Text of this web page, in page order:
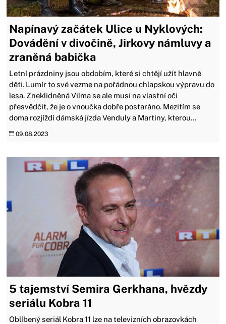
Napínavý začátek Ulice u Nyklových:
Dovádění v divočině, Jirkovy námluvy a
zraněná babička
Letní prázdniny jsou obdobím, které si chtějí užít hlavně
děti. Lumír to své vezme na pořádnou chlapskou výpravu do
lesa. Zneklidněná Vilma se ale musí na vlastní oči
přesvědčit, že je o vnoučka dobře postaráno. Mezitím se
doma rozjíždí dámská jízda Venduly a Martiny, kterou...
09.08.2023
5 tajemství Semira Gerkhana, hvězdy
seriálu Kobra 11
Oblíbený seriál Kobra 11 lze na televizních obrazovkách